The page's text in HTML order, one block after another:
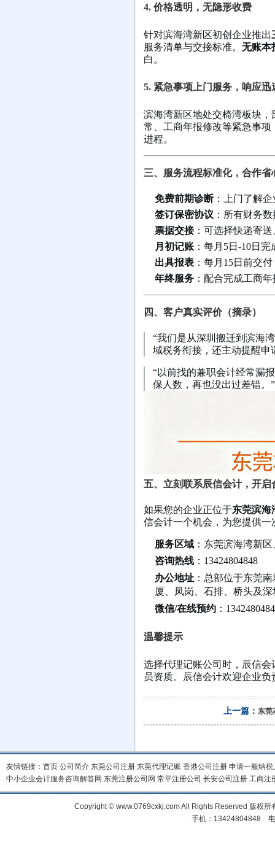
4. 价格透明，无隐形收费
针对滨海湾新区初创企业推出
服务清单与交接标准。 无账本
白。
5. 紧急事项上门服务，响应迅
滨海湾新区地处交椅湾板块
常、工商年报修改等紧急事项
进程。
三、服务流程标准化，合作省
免费前期诊断：上门了解
签订保密协议 ：所有财务
票据交接：可选择快递寄
月初记账：每月5日-10日完
出具报表：每月15日前交
年终服务：配合完成工商
四、客户真实评价（摘录）
“我们是从深圳搬迁到滨海
域税务衔接，还主动提醒
“以前找的兼职会计经常漏
保人数，再也没出过差错
五、立刻联系辰信会计，开启
如果您的企业正位于东莞滨海
信会计一个机会，为您提供一
服务区域：东莞滨海湾新
咨询热线： 13424804848
办公地址： 总部位于东莞
厦、凤岗、石排、桥头及
微信/在线预约：
温馨提示
选择代理记账公司时，辰信
员资质。辰信会计欢迎企业
上一篇： 东莞
友情链接： 首页 公司简介 东莞公司注册 东莞代理记账 香港公司注册 申请一般纳税
中小企业会计服务咨询解答网 东莞注册公司网 常平注册公司 长安公司注册 工商注
Copyright © www.0769cxkj.com All Rights Reserved 版权
手机：13424804848